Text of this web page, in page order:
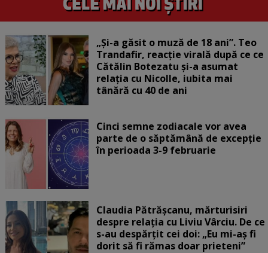
„Și-a găsit o muză de 18 ani”. Teo
Trandafir, reacție virală după ce ce
Cătălin Botezatu și-a asumat
relația cu Nicolle, iubita mai
tânără cu 40 de ani
Cinci semne zodiacale vor avea
parte de o săptămână de excepție
în perioada 3-9 februarie
Claudia Pătrășcanu, mărturisiri
despre relația cu Liviu Vârciu. De ce
s-au despărțit cei doi: „Eu mi-aș fi
dorit să fi rămas doar prieteni”